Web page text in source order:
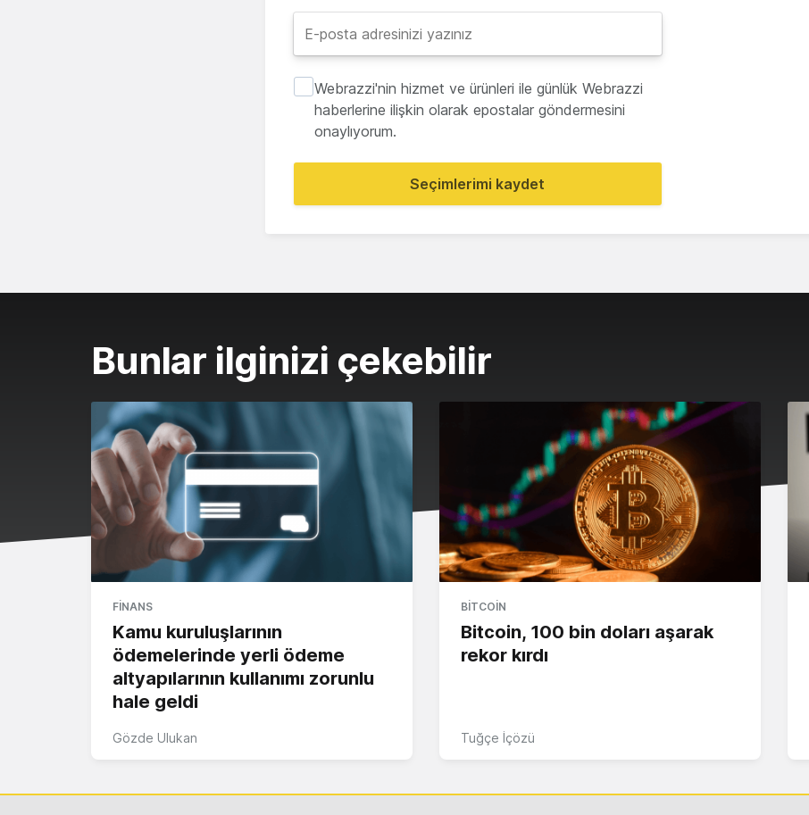
Webrazzi'nin hizmet ve ürünleri ile günlük Webrazzi
haberlerine ilişkin olarak epostalar göndermesini
onaylıyorum.
Seçimlerimi kaydet
Bunlar ilginizi çekebilir
FINANS
Kamu kuruluşlarının
ödemelerinde yerli ödeme
altyapılarının kullanımı zorunlu
hale geldi
Gözde Ulukan
BITCOIN
Bitcoin, 100 bin doları aşarak
rekor kırdı
Tuğçe İçözü